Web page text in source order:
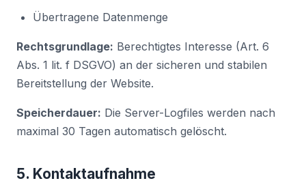
Übertragene Datenmenge
Rechtsgrundlage: Berechtigtes Interesse (Art. 6
Abs. 1 lit. f DSGVO) an der sicheren und stabilen
Bereitstellung der Website.
Speicherdauer: Die Server-Logfiles werden nach
maximal 30 Tagen automatisch gelöscht.
5. Kontaktaufnahme